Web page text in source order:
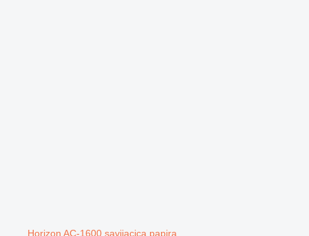
Horizon AC-1600 savijacica papira